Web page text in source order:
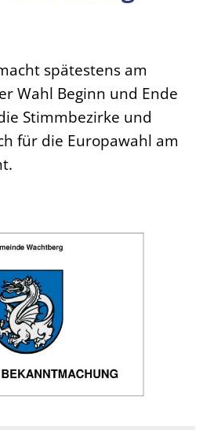
spätestens am
Wahl Beginn und Ende
Stimmbezirke und
für die Europawahl am